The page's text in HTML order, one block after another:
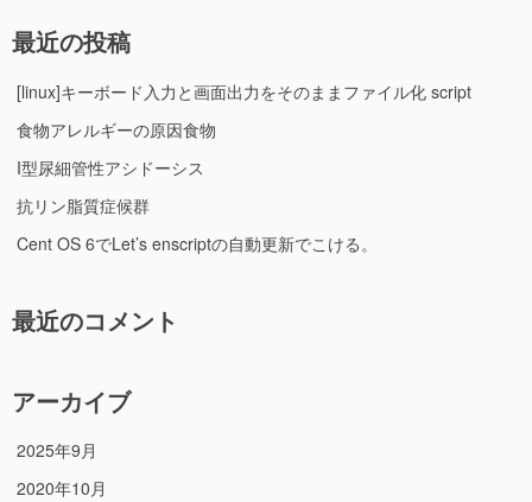
最近の投稿
[linux]キーボード入力と画面出力をそのままファイル化 script
食物アレルギーの原因食物
I型尿細管性アシドーシス
抗リン脂質症候群
Cent OS 6でLet’s enscriptの自動更新でこける。
最近のコメント
アーカイブ
2025年9月
2020年10月